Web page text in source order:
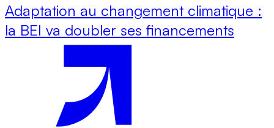
Adaptation au changement climatique :
la BEI va doubler ses financements